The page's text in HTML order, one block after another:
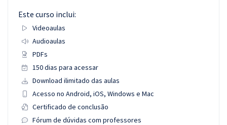
Este curso inclui:
Videoaulas
Audioaulas
PDFs
150 dias para acessar
Download ilimitado das aulas
Acesso no Android, iOS, Windows e Mac
Certificado de conclusão
Fórum de dúvidas com professores